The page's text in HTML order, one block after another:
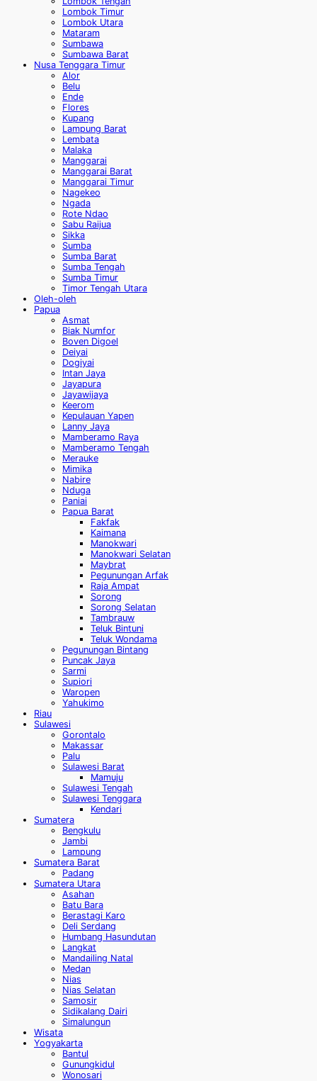
Lombok Timur
Lombok Utara
Mataram
Sumbawa
Sumbawa Barat
Nusa Tenggara Timur
Alor
Belu
Ende
Flores
Kupang
Lampung Barat
Lembata
Malaka
Manggarai
Manggarai Barat
Manggarai Timur
Nagekeo
Ngada
Rote Ndao
Sabu Raijua
Sikka
Sumba
Sumba Barat
Sumba Tengah
Sumba Timur
Timor Tengah Utara
Oleh-oleh
Papua
Asmat
Biak Numfor
Boven Digoel
Deiyai
Dogiyai
Intan Jaya
Jayapura
Jayawijaya
Keerom
Kepulauan Yapen
Lanny Jaya
Mamberamo Raya
Mamberamo Tengah
Merauke
Mimika
Nabire
Nduga
Paniai
Papua Barat
Fakfak
Kaimana
Manokwari
Manokwari Selatan
Maybrat
Pegunungan Arfak
Raja Ampat
Sorong
Sorong Selatan
Tambrauw
Teluk Bintuni
Teluk Wondama
Pegunungan Bintang
Puncak Jaya
Sarmi
Supiori
Waropen
Yahukimo
Riau
Sulawesi
Gorontalo
Makassar
Palu
Sulawesi Barat
Mamuju
Sulawesi Tengah
Sulawesi Tenggara
Kendari
Sumatera
Bengkulu
Jambi
Lampung
Sumatera Barat
Padang
Sumatera Utara
Asahan
Batu Bara
Berastagi Karo
Deli Serdang
Humbang Hasundutan
Langkat
Mandailing Natal
Medan
Nias
Nias Selatan
Samosir
Sidikalang Dairi
Simalungun
Wisata
Yogyakarta
Bantul
Gunungkidul
Wonosari